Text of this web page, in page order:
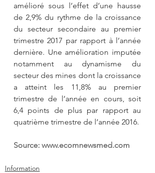
amélioré sous l’effet d’une hausse
de 2,9% du rythme de la croissance
du secteur secondaire au premier
trimestre 2017 par rapport à l’année
dernière. Une amélioration imputée
notamment au dynamisme du
secteur des mines dont la croissance
a atteint les 11,8% au premier
trimestre de l’année en cours, soit
6,4 points de plus par rapport au
quatrième trimestre de l’année 2016.
Source: www.ecomnewsmed.com
Information